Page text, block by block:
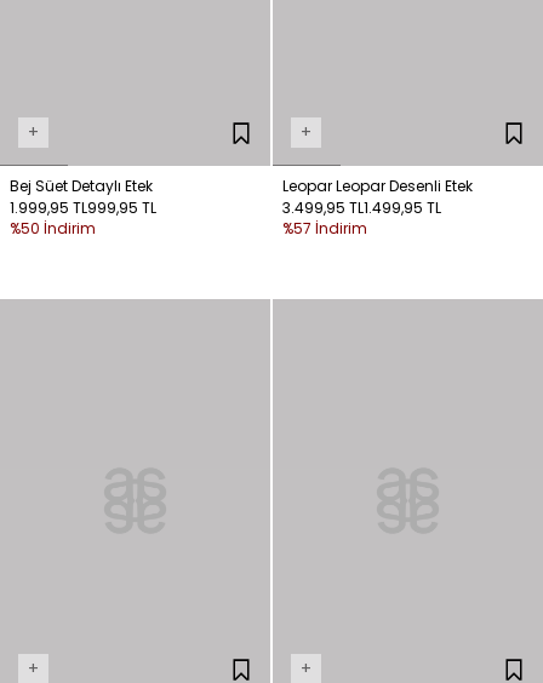
+
Bej Süet Detaylı Etek
1.999,95 TL999,95 TL
%50 İndirim
+
Leopar Leopar Desenli Etek
3.499,95 TL1.499,95 TL
%57 İndirim
+ +